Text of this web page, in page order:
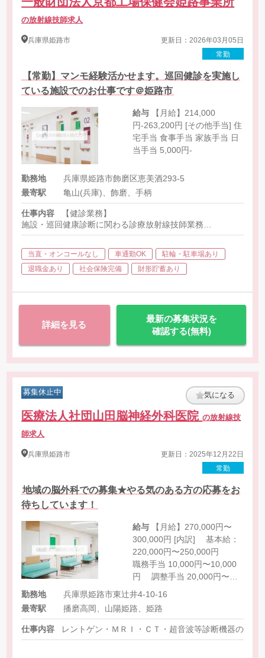
の放射線技師求人
兵庫県姫路市
更新日：2026年03月05日
常勤
【常勤】マンモ経験活かせます。巡回健診を実施し
ている施設でのお仕事です＠姫路市
給与
円-263,200円 [その他手当] 住
宅手当 食事手当 家族手当 日
当手当 5,000円-
勤務地
兵庫県姫路市飾磨区恵美酒293-5
最寄駅
亀山(兵庫)、飾磨、手柄
仕事内容
【健診業務】
施設・巡回健康診断に関わる診療放射線技師業務
・胸部撮影
・胃透視
・マンモグラフィ
当直・オンコールなし 車通勤OK
駐輪・駐車場あり
退職金あり
社会保険完備 財形貯蓄あり
詳細を見る
最新の募集状況を
確認する(無料)
募集休止中 気になる
医療法人社団山田脳神経外科医院の放射線技
師求人
兵庫県姫路市
更新日：2025年12月22日
常勤
地域の脳外科での募集★やる気のある方の応募をお
待ちしています！
給与
300,000円 [内訳] 基本給：
220,000円〜250,000円
職務手当 10,000円〜10,000
円 調整手当 20,000円〜
20,000円 特殊手当 20,000
円〜20,000円 皆勤手当：
5,000円 住宅手当：10,000
円 家族手当：
勤務地
兵庫県姫路市東辻井4-10-16
最寄駅
播磨高岡、山陽姫路、姫路
仕事内容 レントゲン・ＭＲＩ・ＣＴ・超音波等診断機器の操作